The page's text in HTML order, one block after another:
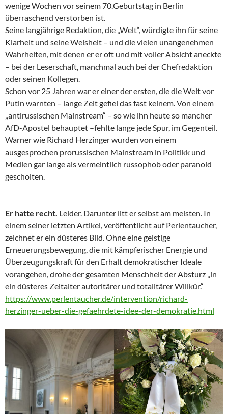
wenige Wochen vor seinem 70.Geburtstag in Berlin
überraschend verstorben ist.
Seine langjährige Redaktion, die „Welt“, würdigte ihn für seine
Klarheit und seine Weisheit – und die vielen unangenehmen
Wahrheiten, mit denen er er oft und mit voller Absicht aneckte
– bei der Leserschaft, manchmal auch bei der Chefredaktion
oder seinen Kollegen.
Schon vor 25 Jahren war er einer der ersten, die die Welt vor
Putin warnten – lange Zeit gefiel das fast keinem. Von einem
„antirussischen Mainstream“ – so wie ihn heute so mancher
AfD-Apostel behauptet –fehlte lange jede Spur, im Gegenteil.
Warner wie Richard Herzinger wurden von einem
ausgesprochen prorussischen Mainstream in Politikk und
Medien gar lange als vermeintlich russophob oder paranoid
gescholten.
Er hatte recht. Leider. Darunter litt er selbst am meisten. In
einem seiner letzten Artikel, veröffentlicht auf Perlentaucher,
zeichnet er ein düsteres Bild. Ohne eine geistige
Erneuerungsbewegung, die mit kämpferischer Energie und
Überzeugungskraft für den Erhalt demokratischer Ideale
vorangehen, drohe der gesamten Menschheit der Absturz „in
ein düsteres Zeitalter autoritärer und totalitärer Willkür.“
https://www.perlentaucher.de/intervention/richard-
herzinger-ueber-die-gefaehrdete-idee-der-demokratie.html